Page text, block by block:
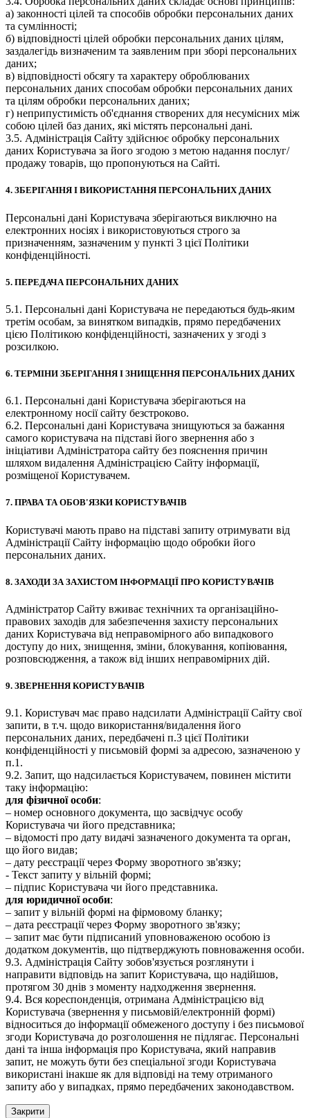
а) законності цілей та способів обробки персональних даних
та сумлінності;
б) відповідності цілей обробки персональних даних цілям,
заздалегідь визначеним та заявленим при зборі персональних
даних;
в) відповідності обсягу та характеру оброблюваних
персональних даних способам обробки персональних даних
та цілям обробки персональних даних;
г) неприпустимість об'єднання створених для несумісних між
собою цілей баз даних, які містять персональні дані.
3.5. Адміністрація Сайту здійснює обробку персональних
даних Користувача за його згодою з метою надання послуг/
продажу товарів, що пропонуються на Сайті.
4. ЗБЕРІГАННЯ І ВИКОРИСТАННЯ ПЕРСОНАЛЬНИХ ДАНИХ
Персональні дані Користувача зберігаються виключно на
електронних носіях і використовуються строго за
призначенням, зазначеним у пункті 3 цієї Політики
конфіденційності.
5. ПЕРЕДАЧА ПЕРСОНАЛЬНИХ ДАНИХ
5.1. Персональні дані Користувача не передаються будь-яким
третім особам, за винятком випадків, прямо передбачених
цією Політикою конфіденційності, зазначених у згоді з
розсилкою.
6. ТЕРМІНИ ЗБЕРІГАННЯ І ЗНИЩЕННЯ ПЕРСОНАЛЬНИХ ДАНИХ
6.1. Персональні дані Користувача зберігаються на
електронному носії сайту безстроково.
6.2. Персональні дані Користувача знищуються за бажання
самого користувача на підставі його звернення або з
ініціативи Адміністратора сайту без пояснення причин
шляхом видалення Адміністрацією Сайту інформації,
розміщеної Користувачем.
7. ПРАВА ТА ОБОВ'ЯЗКИ КОРИСТУВАЧІВ
Користувачі мають право на підставі запиту отримувати від
Адміністрації Сайту інформацію щодо обробки його
персональних даних.
8. ЗАХОДИ ЗА ЗАХИСТОМ ІНФОРМАЦІЇ ПРО КОРИСТУВАЧІВ
Адміністратор Сайту вживає технічних та організаційно-
правових заходів для забезпечення захисту персональних
даних Користувача від неправомірного або випадкового
доступу до них, знищення, зміни, блокування, копіювання,
розповсюдження, а також від інших неправомірних дій.
9. ЗВЕРНЕННЯ КОРИСТУВАЧІВ
9.1. Користувач має право надсилати Адміністрації Сайту свої
запити, в т.ч. щодо використання/видалення його
персональних даних, передбачені п.3 цієї Політики
конфіденційності у письмовій формі за адресою, зазначеною у
п.1.
9.2. Запит, що надсилається Користувачем, повинен містити
таку інформацію:
для фізичної особи:
– номер основного документа, що засвідчує особу
Користувача чи його представника;
– відомості про дату видачі зазначеного документа та орган,
що його видав;
– дату реєстрації через Форму зворотного зв'язку;
- Текст запиту у вільній формі;
– підпис Користувача чи його представника.
для юридичної особи:
– запит у вільній формі на фірмовому бланку;
– дата реєстрації через Форму зворотного зв'язку;
– запит має бути підписаний уповноваженою особою із
додатком документів, що підтверджують повноваження особи.
9.3. Адміністрація Сайту зобов'язується розглянути і
направити відповідь на запит Користувача, що надійшов,
протягом 30 днів з моменту надходження звернення.
9.4. Вся кореспонденція, отримана Адміністрацією від
Користувача (звернення у письмовій/електронній формі)
відноситься до інформації обмеженого доступу і без письмової
згоди Користувача до розголошення не підлягає. Персональні
дані та інша інформація про Користувача, який направив
запит, не можуть бути без спеціальної згоди Користувача
використані інакше як для відповіді на тему отриманого
запиту або у випадках, прямо передбачених законодавством.
Закрити